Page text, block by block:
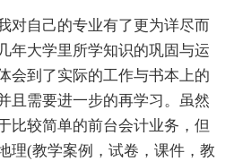
对自己的专业有了更为详尽而
年大学里所学知识的巩固与运
会到了实际的工作与书本上的
且需要进一步的再学习。虽然
比较简单的前台会计业务，但
理(教学案例，试卷，课件，教